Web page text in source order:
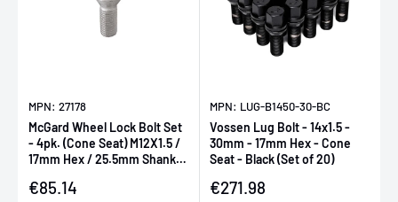
MPN: 27178
McGard Wheel Lock Bolt Set
- 4pk. (Cone Seat) M12X1.5 /
17mm Hex / 25.5mm Shank
Försäljningspris
€85.14
MPN: LUG-B1450-30-BC
Vossen Lug Bolt - 14x1.5 -
30mm - 17mm Hex - Cone
Seat - Black (Set of 20)
Försäljningspris
€271.98